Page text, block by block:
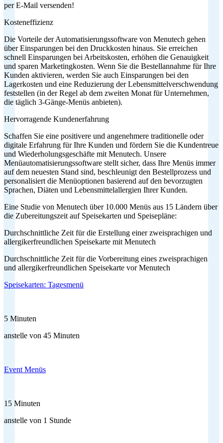
per E-Mail versenden!
Kosteneffizienz
Die Vorteile der Automatisierungssoftware von Menutech gehen
über Einsparungen bei den Druckkosten hinaus. Sie erreichen
schnell Einsparungen bei Arbeitskosten, erhöhen die Genauigkeit
und sparen Marketingkosten. Wenn Sie die Bestellannahme für Ihre
Kunden aktivieren, werden Sie auch Einsparungen bei den
Lagerkosten und eine Reduzierung der Lebensmittelverschwendung
feststellen (in der Regel ab dem zweiten Monat für Unternehmen,
die täglich 3-Gänge-Menüs anbieten).
Hervorragende Kundenerfahrung
Schaffen Sie eine positivere und angenehmere traditionelle oder
digitale Erfahrung für Ihre Kunden und fördern Sie die Kundentreue
und Wiederholungsgeschäfte mit Menutech. Unsere
Menüautomatisierungssoftware stellt sicher, dass Ihre Menüs immer
auf dem neuesten Stand sind, beschleunigt den Bestellprozess und
personalisiert die Menüoptionen basierend auf den bevorzugten
Sprachen, Diäten und Lebensmittelallergien Ihrer Kunden.
Eine Studie von Menutech über 10.000 Menüs aus 15 Ländern über
die Zubereitungszeit auf Speisekarten und Speisepläne:
Durchschnittliche Zeit für die Erstellung einer zweisprachigen und
allergikerfreundlichen Speisekarte mit Menutech
Durchschnittliche Zeit für die Vorbereitung eines zweisprachigen
und allergikerfreundlichen Speisekarte vor Menutech
Speisekarten: Tagesmenü
5 Minuten
anstelle von 45 Minuten
Event Menüs
15 Minuten
anstelle von 1 Stunde